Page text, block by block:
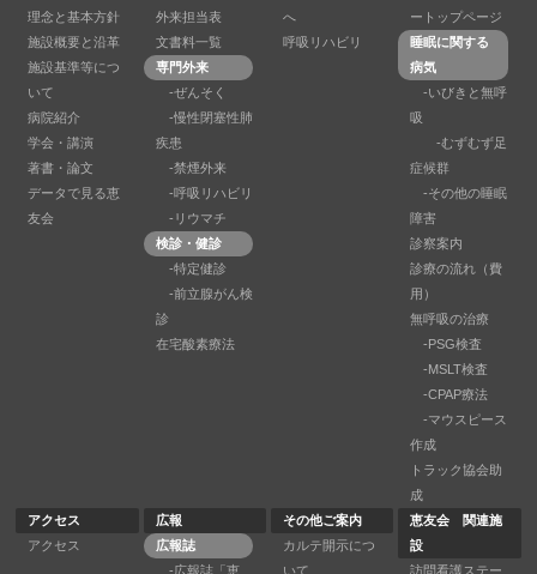
理念と基本方針
施設概要と沿革
施設基準等につ
いて
病院紹介
学会・講演
著書・論文
データで見る恵
友会
外来担当表
文書料一覧
専門外来
-ぜんそく
-慢性閉塞性肺
疾患
-禁煙外来
-呼吸リハビリ
-リウマチ
検診・健診
-特定健診
-前立腺がん検
診
在宅酸素療法
へ
呼吸リハビリ
ートップページ
睡眠に関する
病気
-いびきと無呼
吸
-むずむず足
症候群
-その他の睡眠
障害
診察案内
診療の流れ（費
用）
無呼吸の治療
-PSG検査
-MSLT検査
-CPAP療法
-マウスピース
作成
トラック協会助
成
アクセス
アクセス
広報
広報誌
-広報誌「恵
その他ご案内
カルテ開示につ
いて
恵友会 関連施
設
訪問看護ステー